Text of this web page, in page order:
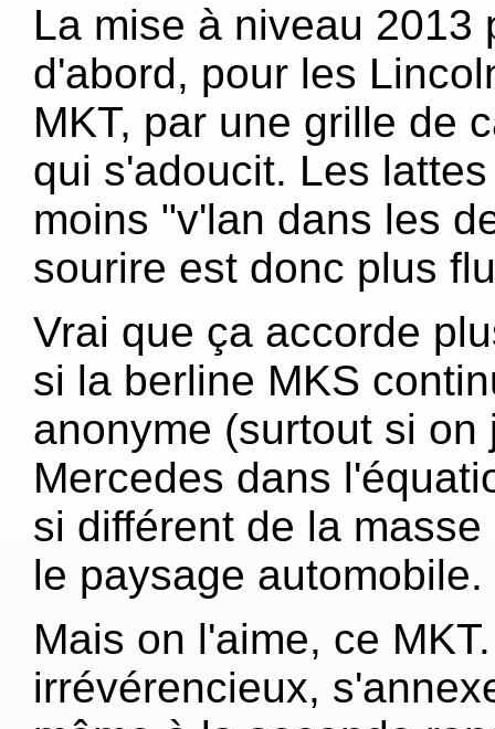
La mise à niveau 2013
d'abord, pour les
MKT, par une grille de
qui s'adoucit. Les
moins "v'lan dans les
sourire est donc plus
Vrai que ça accorde
si la berline MKS
anonyme (surtout si
Mercedes dans
si différent de la
le paysage automobile.
Mais on l'aime, ce
irrévérencieux,